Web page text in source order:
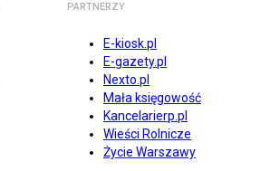
PARTNERZY
E-kiosk.pl
E-gazety.pl
Nexto.pl
Mała księgowość
Kancelarierp.pl
Wieści Rolnicze
Życie Warszawy